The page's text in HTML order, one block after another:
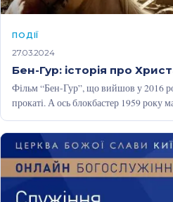
ПОДІЇ
27.03.2024
Бен-Гур: історія про
Фільм “Бен-Гур”, що вийшов у 2016
прокаті. А ось блокбастер 1959 року